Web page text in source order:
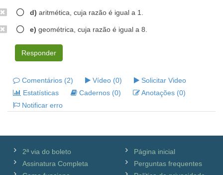
d) aritmética, cuja razão é igual a 1.
e) geométrica, cuja razão é igual a 8.
Responder
Comentários (2) Vídeo (0)
Solicitar Video
Estatísticas
Cadernos (0)
Anotações (0)
Notificar erro
2ª via do boleto
Assinatura Completa
Página inicial
Perguntas frequentes